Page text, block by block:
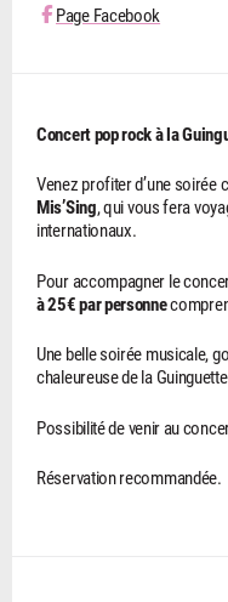
Page Facebook
Concert pop rock à la
Venez profiter d’une soirée
Mis’Sing, qui vous fera
internationaux.
Pour accompagner le
à 25€ par personne
Une belle soirée musicale,
chaleureuse de la
Possibilité de venir au
Réservation recommandée.